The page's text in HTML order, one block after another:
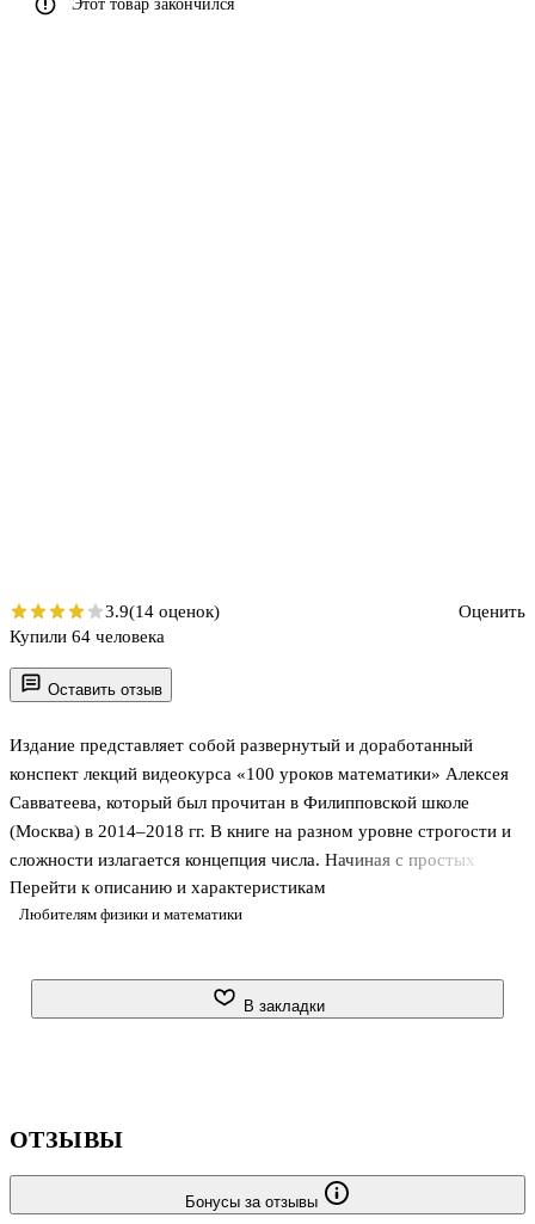
Оставить отзыв
Любителям физики и математики
Издание представляет собой развернутый и доработанный
конспект лекций видеокурса «100 уроков математики» Алексея
Савватеева, который был прочитан в Филипповской школе
(Москва) в 2014–2018 гг. В книге на разном уровне строгости и
сложности излагается концепция числа. Начиная с простых
геометрических образов, описывающих обычные
арифметические действия, и заканчивая сложными
комплeксного ´ анализа. Основное внимание в книге уделено
Перейти к описанию и характеристикам
Этот товар закончился
3.9(14 оценок)
Оценить
Купили 64 человека
В закладки
ОТЗЫВЫ
Бонусы за отзывы